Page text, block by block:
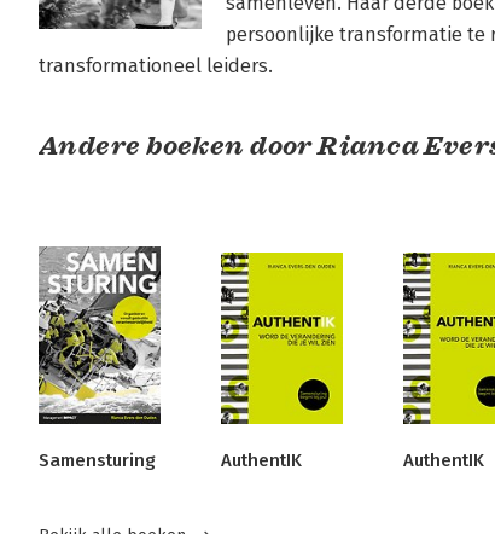
persoonlijke transformatie te
transformationeel leiders.
Andere boeken door Rianca
Samensturing AuthentIK AuthentIK